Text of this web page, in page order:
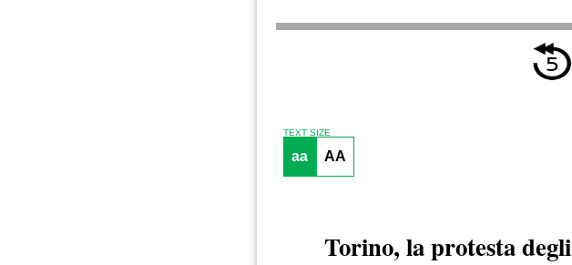
TEXT SIZE
aa AA
Torino, la protesta degli